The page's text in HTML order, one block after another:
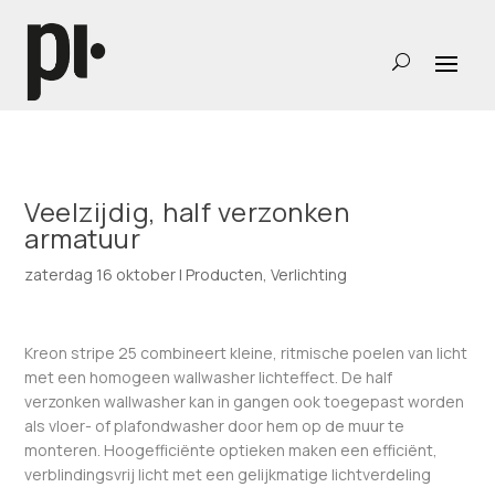
Veelzijdig, half verzonken
armatuur
zaterdag 16 oktober | Producten,Verlichting
Kreon stripe 25 combineert kleine, ritmische poelen van licht
met een homogeen wallwasher lichteffect. De half
verzonken wallwasher kan in gangen ook toegepast worden
als vloer- of plafondwasher door hem op de muur te
monteren. Hoogefficiënte optieken maken een efficiënt,
verblindingsvrij licht met een gelijkmatige lichtverdeling